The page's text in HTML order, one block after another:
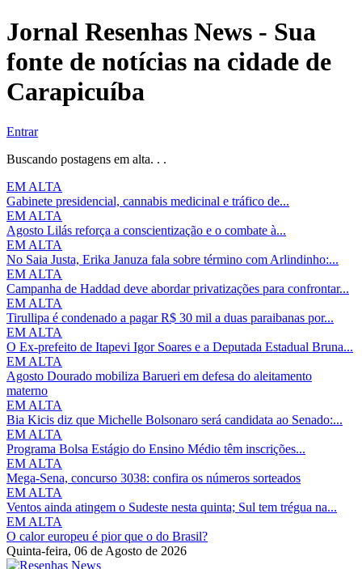
Jornal Resenhas News - Sua
fonte de notícias na cidade de
Carapicuíba
Entrar
Buscando postagens em alta. . .
EM ALTA
Gabinete presidencial, cannabis medicinal e tráfico de...
EM ALTA
Agosto Lilás reforça a conscientização e o combate à...
EM ALTA
No Saia Justa, Erika Januza fala sobre término com Arlindinho:...
EM ALTA
Campanha de Haddad deve abordar privatizações para confrontar...
EM ALTA
Tirullipa é condenado a pagar R$ 30 mil a duas paraibanas por...
EM ALTA
O Ex-prefeito de Itapevi Igor Soares e a Deputada Estadual Bruna...
EM ALTA
Agosto Dourado mobiliza Barueri em defesa do aleitamento
materno
EM ALTA
Bia Kicis diz que Michelle Bolsonaro será candidata ao Senado:...
EM ALTA
Programa Bolsa Estágio do Ensino Médio têm inscrições...
EM ALTA
Mega-Sena, concurso 3038: confira os números sorteados
EM ALTA
Ventos ainda atingem o Sudeste nesta quinta; Sul tem trégua na...
EM ALTA
O calor europeu é pior que o do Brasil?
Quinta-feira, 06 de Agosto de 2026